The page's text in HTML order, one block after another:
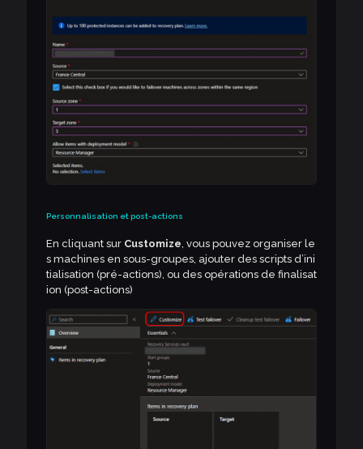
Personnalisation et post-actions
En cliquant sur Customize , vous pouvez organiser le
s machines en sous-groupes, ajouter des scripts d’ini
tialisation (pré-actions), ou des opérations de finalisat
ion (post-actions)